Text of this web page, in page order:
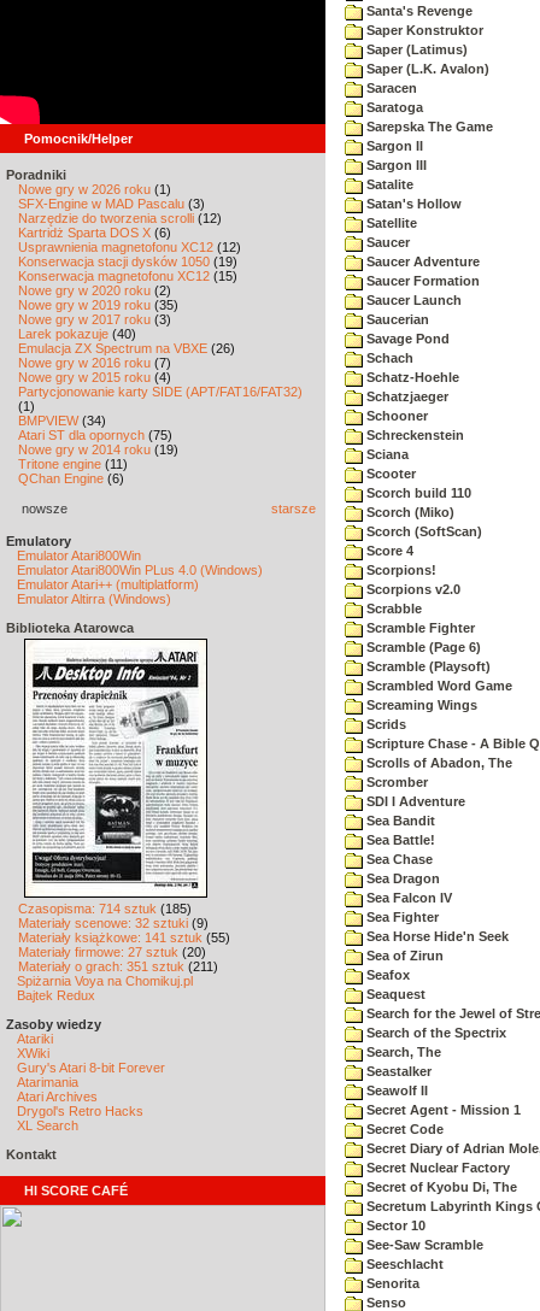
Pomocnik/Helper
Poradniki
Nowe gry w 2026 roku (1)
SFX-Engine w MAD Pascalu (3)
Narzędzie do tworzenia scrolli (12)
Kartridż Sparta DOS X (6)
Usprawnienia magnetofonu XC12 (12)
Konserwacja stacji dysków 1050 (19)
Konserwacja magnetofonu XC12 (15)
Nowe gry w 2020 roku (2)
Nowe gry w 2019 roku (35)
Nowe gry w 2017 roku (3)
Larek pokazuje (40)
Emulacja ZX Spectrum na VBXE (26)
Nowe gry w 2016 roku (7)
Nowe gry w 2015 roku (4)
Partycjonowanie karty SIDE (APT/FAT16/FAT32)
(1)
BMPVIEW(34)
Atari ST dla opornych (75)
Nowe gry w 2014 roku (19)
Tritone engine (11)
QChan Engine (6)
nowsze starsze
Emulatory
Emulator Atari800Win
Emulator Atari800Win PLus 4.0 (Windows)
Emulator Atari++ (multiplatform)
Emulator Altirra (Windows)
Biblioteka Atarowca
Czasopisma: 714 sztuk (185)
Materiały scenowe: 32 sztuki (9)
Materiały książkowe: 141 sztuk (55)
Materiały firmowe: 27 sztuk (20)
Materiały o grach: 351 sztuk (211)
Spiżarnia Voya na Chomikuj.pl
Bajtek Redux
Zasoby wiedzy
Atariki
XWiki
Gury's Atari 8-bit Forever
Atarimania
Atari Archives
Drygol's Retro Hacks
XL Search
Kontakt
HI SCORE CAFÉ
Santa's Revenge
Saper Konstruktor
Saper (Latimus)
Saper (L.K. Avalon)
Saracen
Saratoga
Sarepska The Game
Sargon II
Sargon III
Satalite
Satan's Hollow
Satellite
Saucer
Saucer Adventure
Saucer Formation
Saucer Launch
Saucerian
Savage Pond
Schach
Schatz-Hoehle
Schatzjaeger
Schooner
Schreckenstein
Sciana
Scooter
Scorch build 110
Scorch (Miko)
Scorch (SoftScan)
Score 4
Scorpions!
Scorpions v2.0
Scrabble
Scramble Fighter
Scramble (Page 6)
Scramble (Playsoft)
Scrambled Word Game
Screaming Wings
Scrids
Scripture Chase - A Bible
Scrolls of Abadon, The
Scromber
SDI I Adventure
Sea Bandit
Sea Battle!
Sea Chase
Sea Dragon
Sea Falcon IV
Sea Fighter
Sea Horse Hide'n Seek
Sea of Zirun
Seafox
Seaquest
Search for the Jewel of
Search of the Spectrix
Search, The
Seastalker
Seawolf II
Secret Agent - Mission 1
Secret Code
Secret Diary of Adrian
Secret Nuclear Factory
Secret of Kyobu Di, The
Secretum Labyrinth Kings
Sector 10
See-Saw Scramble
Seeschlacht
Senorita
Senso